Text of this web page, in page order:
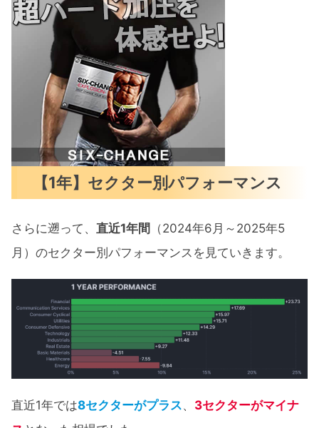
【1年】セクター別パフォーマンス
さらに遡って、 直近1年間 （2024年6月～2025年5
月）のセクター別パフォーマンスを見ていきます。
直近1年では8セクターがプラス、 3セクターがマイナ